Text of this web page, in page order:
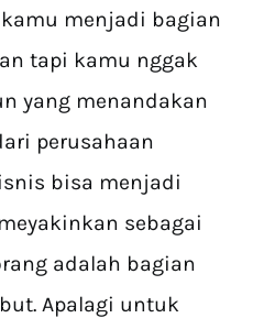
menjadi bagian
tapi kamu nggak
yang menandakan
perusahaan
bisa menjadi
sebagai
adalah bagian
Apalagi untuk